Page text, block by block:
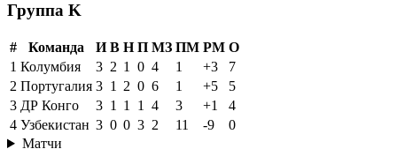
Группа K
# Команда И В Н П МЗ ПМ РМ О
1 Колумбия 3 2 1 0 4 1 +3
7
2 Португалия 3 1 2 0 6 1 +5
5
3 ДР Конго 3 1 1 1 4 3 +1
4
4 Узбекистан 3 0 0 3 2 11 -9
0
Матчи